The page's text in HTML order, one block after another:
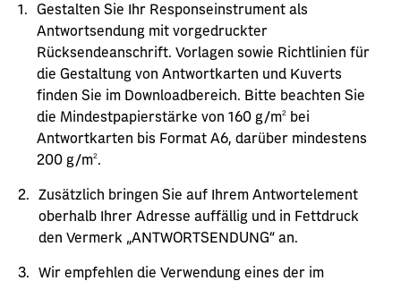
Gestalten Sie Ihr Responseinstrument als
Antwortsendung mit vorgedruckter
Rücksendeanschrift. Vorlagen sowie Richtlinien für
die Gestaltung von Antwortkarten und Kuverts
finden Sie im Downloadbereich. Bitte beachten Sie
die Mindestpapierstärke von 160 g/m² bei
Antwortkarten bis Format A6, darüber mindestens
200 g/m².
Zusätzlich bringen Sie auf Ihrem Antwortelement
oberhalb Ihrer Adresse auffällig und in Fettdruck
den Vermerk „ANTWORTSENDUNG“ an.
Wir empfehlen die Verwendung eines der im